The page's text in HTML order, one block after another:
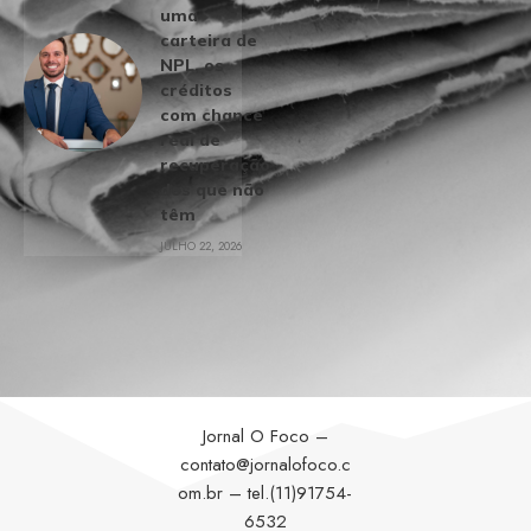
uma
carteira de
NPL, os
créditos
com chance
real de
recuperação
dos que não
têm
JULHO 22, 2026
Jornal O Foco –
contato@jornalofoco.c
om.br – tel.(11)91754-
6532